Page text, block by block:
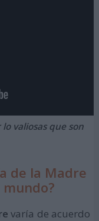
valiosas que son
de la Madre
varía de acuerdo